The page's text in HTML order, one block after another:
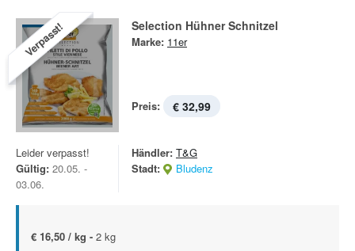
Verpasst! Selection Hühner Schnitzel
Marke: 11er
Preis: € 32,99
Leider verpasst!
Gültig: 20.05. -
03.06.
Händler: T&G
Stadt:
Bludenz
€ 16,50 / kg - 2 kg